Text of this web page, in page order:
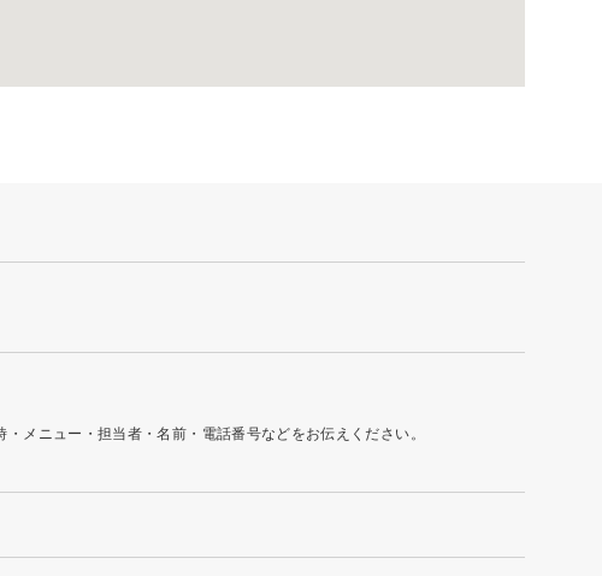
メニュー・担当者・名前・電話番号などをお伝えください。